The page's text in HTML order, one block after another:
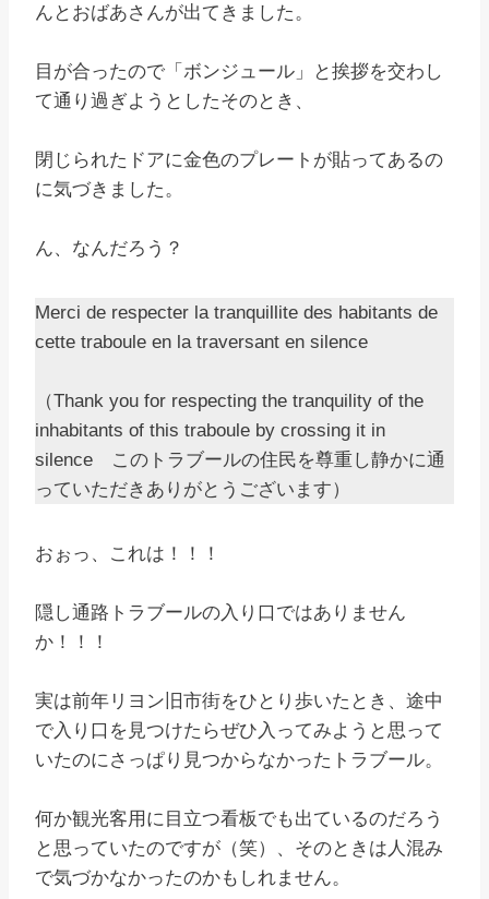
んとおばあさんが出てきました。
目が合ったので「ボンジュール」と挨拶を交わし
て通り過ぎようとしたそのとき、
閉じられたドアに金色のプレートが貼ってあるの
に気づきました。
ん、なんだろう？
Merci de respecter la tranquillite des habitants de
cette traboule en la traversant en silence
（Thank you for respecting the tranquility of the
inhabitants of this traboule by crossing it in
silence このトラブールの住民を尊重し静かに通
っていただきありがとうございます）
おぉっ、これは！！！
隠し通路トラブールの入り口ではありません
か！！！
実は前年リヨン旧市街をひとり歩いたとき、途中
で入り口を見つけたらぜひ入ってみようと思って
いたのにさっぱり見つからなかったトラブール。
何か観光客用に目立つ看板でも出ているのだろう
と思っていたのですが（笑）、そのときは人混み
で気づかなかったのかもしれません。